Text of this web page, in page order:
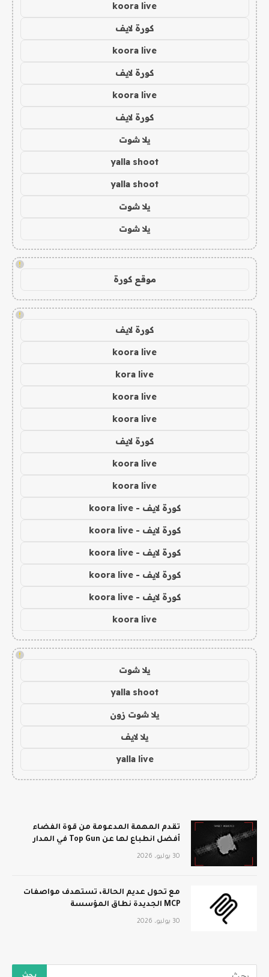
koora live
كورة لايف
koora live
كورة لايف
koora live
كورة لايف
يلا شوت
yalla shoot
yalla shoot
يلا شوت
يلا شوت
!
موقع كورة
!
كورة لايف
koora live
kora live
koora live
koora live
كورة لايف
koora live
koora live
كورة لايف - koora live
كورة لايف - koora live
كورة لايف - koora live
كورة لايف - koora live
كورة لايف - koora live
koora live
!
يلا شوت
yalla shoot
يلا شوت زون
يلا لايف
yalla live
تقدم المهمة المدعومة من قوة الفضاء
أفضل انطباع لها عن Top Gun في المدار
30 يوليو، 2026
مع تحول عديم الحالة، تستهدف مواصفات
MCP الجديدة نطاق المؤسسة
30 يوليو، 2026